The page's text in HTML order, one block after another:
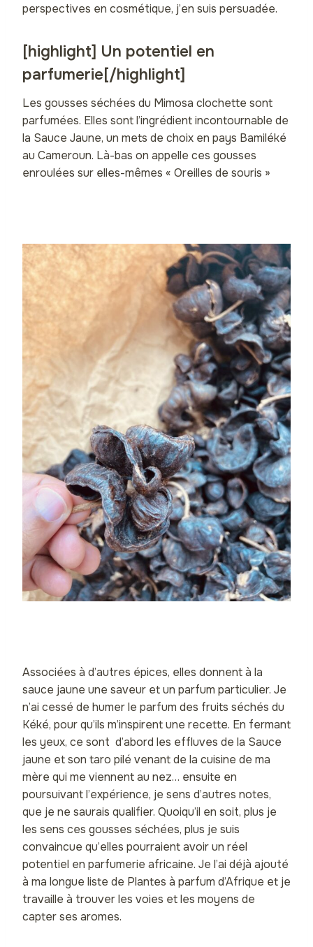
perspectives en cosmétique, j’en suis persuadée.
[highlight] Un potentiel en
parfumerie[/highlight]
Les gousses séchées du Mimosa clochette sont
parfumées. Elles sont l’ingrédient incontournable de
la Sauce Jaune, un mets de choix en pays Bamiléké
au Cameroun. Là-bas on appelle ces gousses
enroulées sur elles-mêmes « Oreilles de souris »
Associées à d’autres épices, elles donnent à la
sauce jaune une saveur et un parfum particulier. Je
n’ai cessé de humer le parfum des fruits séchés du
Kéké, pour qu’ils m’inspirent une recette. En fermant
les yeux, ce sont d’abord les effluves de la Sauce
jaune et son taro pilé venant de la cuisine de ma
mère qui me viennent au nez… ensuite en
poursuivant l’expérience, je sens d’autres notes,
que je ne saurais qualifier. Quoiqu’il en soit, plus je
les sens ces gousses séchées, plus je suis
convaincue qu’elles pourraient avoir un réel
potentiel en parfumerie africaine. Je l’ai déjà ajouté
à ma longue liste de Plantes à parfum d’Afrique et je
travaille à trouver les voies et les moyens de
capter ses aromes.